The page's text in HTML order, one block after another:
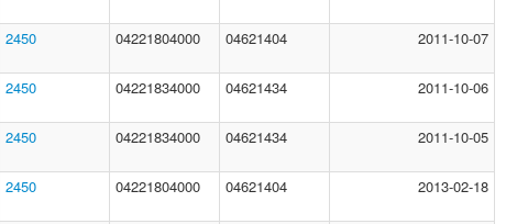
2450 04221804000 04621404 2011-10-07
2450 04221834000 04621434 2011-10-06
2450 04221834000 04621434 2011-10-05
2450 04221804000 04621404 2013-02-18